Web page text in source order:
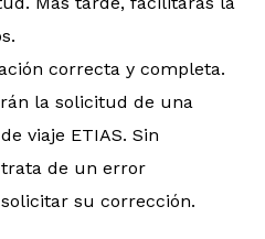
correcta y completa.
la solicitud de una
viaje ETIAS. Sin
de un error
su corrección.